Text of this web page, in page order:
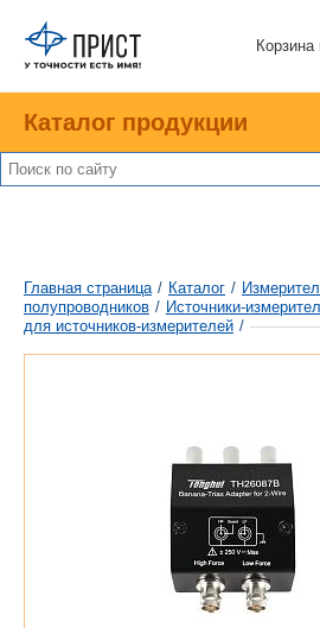
Корзина
Каталог продукции
Главная страница / Каталог /
полупроводников / Источники-
для источников-измерителей /